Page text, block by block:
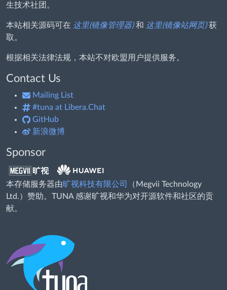
生技术社团。
本站相关源码可在 这里(镜像管理器)和 这里(镜像站网页)获
取。
根据相关法律法规，本站不对欧盟用户提供服务。
Contact Us
Mailing List
#tuna at Libera.Chat
GitHub
新浪微博
Sponsor
本存储服务器由旷视科技有限公司
（Megvii Technology
Ltd.）赞助。TUNA 感谢旷视和华为对开源软件和社区的贡
献。